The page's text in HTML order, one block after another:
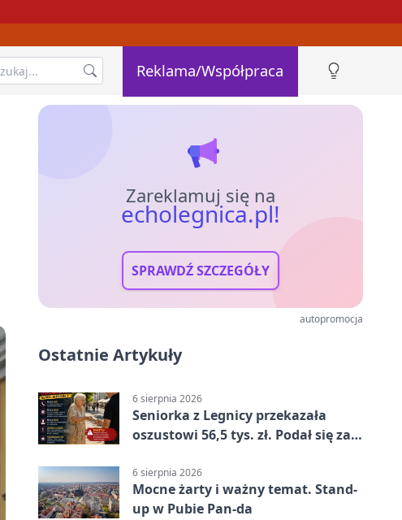
Reklama/Współpraca
Zareklamuj się na
echolegnica.pl!
SPRAWDŹ SZCZEGÓŁY
autopromocja
Ostatnie Artykuły
6 sierpnia 2026
Seniorka z Legnicy przekazała
oszustowi 56,5 tys. zł. Podał się za
6 sierpnia 2026
Mocne żarty i ważny temat. Stand-
up w Pubie Pan-da